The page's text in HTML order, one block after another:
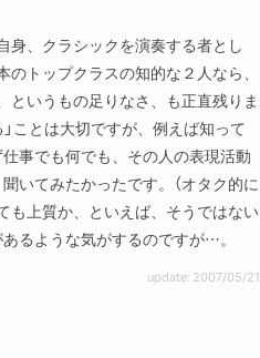
身、クラシックを演奏する者とし
トップクラスの知的な２人なら、
というもの足りなさ、も正直残りま
ことは大切ですが、例えば知って
事でも何でも、その人の表現活動
いてみたかったです。（オタク的に
も上質か、といえば、そうではない
るような気がするのですが…。
update: 2007/05/21